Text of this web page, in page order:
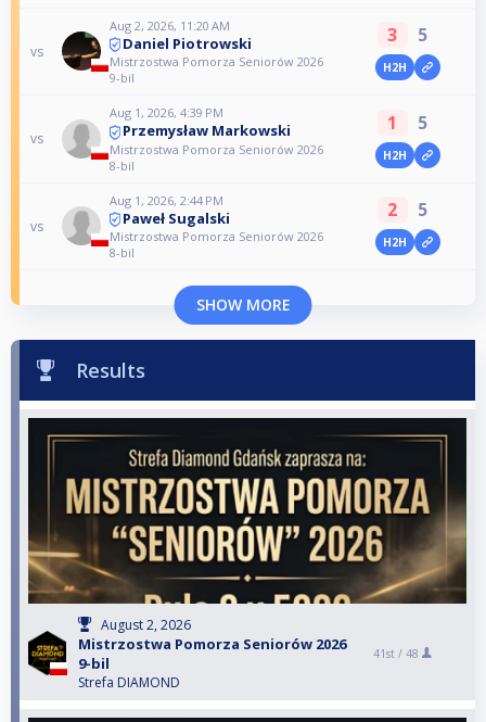
vs
Aug 2, 2026, 11:20 AM
Daniel Piotrowski
Mistrzostwa Pomorza Seniorów 2026
9-bil
3 5
H2H
vs
Aug 1, 2026, 4:39 PM
Przemysław Markowski
Mistrzostwa Pomorza Seniorów 2026
8-bil
1 5
H2H
vs
Aug 1, 2026, 2:44 PM
Paweł Sugalski
Mistrzostwa Pomorza Seniorów 2026
8-bil
2 5
H2H
SHOW MORE
Results
August 2, 2026
Mistrzostwa Pomorza Seniorów 2026
9-bil
Strefa DIAMOND
41st / 48